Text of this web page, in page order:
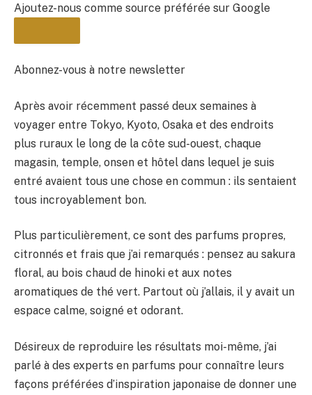
Ajoutez-nous comme source préférée sur Google
BULLETIN
Abonnez-vous à notre newsletter
Après avoir récemment passé deux semaines à
voyager entre Tokyo, Kyoto, Osaka et des endroits
plus ruraux le long de la côte sud-ouest, chaque
magasin, temple, onsen et hôtel dans lequel je suis
entré avaient tous une chose en commun : ils sentaient
tous incroyablement bon.
Plus particulièrement, ce sont des parfums propres,
citronnés et frais que j’ai remarqués : pensez au sakura
floral, au bois chaud de hinoki et aux notes
aromatiques de thé vert. Partout où j’allais, il y avait un
espace calme, soigné et odorant.
Désireux de reproduire les résultats moi-même, j’ai
parlé à des experts en parfums pour connaître leurs
façons préférées d’inspiration japonaise de donner une